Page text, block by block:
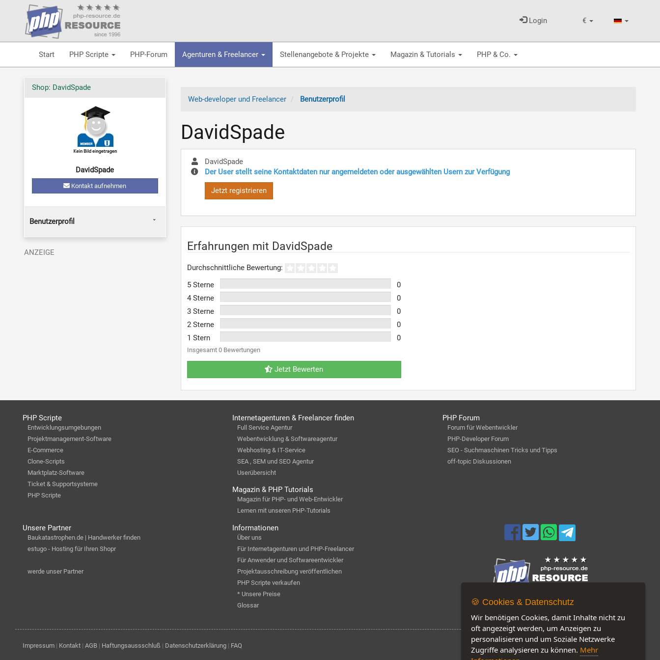
€
Login
Start PHP Scripte PHP-Forum Agenturen & Freelancer Stellenangebote & Projekte Magazin & Tutorials PHP & Co.
Web-developer und Freelancer Benutzerprofil
DavidSpade
DavidSpade
Der User stellt seine Kontaktdaten nur angemeldeten oder ausgewählten Usern zur Verfügung
Jetzt registrieren
Erfahrungen mit DavidSpade
Durchschnittliche Bewertung:
5 Sterne
0
4 Sterne
0
3 Sterne
0
2 Sterne
0
1 Stern
0
Insgesamt 0 Bewertungen
Jetzt Bewerten
Shop: DavidSpade
DavidSpade
Kontakt aufnehmen
Benutzerprofil
PHP Scripte
Entwicklungsumgebungen
Projektmanagement-Software
E-Commerce
Clone-Scripts
Marktplatz-Software
Ticket & Supportsysteme
PHP Scripte
Internetagenturen & Freelancer finden
Full Service Agentur
Webentwicklung & Softwareagentur
Webhosting & IT-Service
SEA , SEM und SEO Agentur
Userübersicht
Magazin & PHP Tutorials
Magazin für PHP- und Web-Entwickler
Lernen mit unseren PHP-Tutorials
PHP Forum
Forum für Webentwickler
PHP-Developer Forum
SEO - Suchmaschinen Tricks und Tipps
off-topic Diskussionen
Unsere Partner
Baukatastrophen.de | Handwerker finden
estugo - Hosting für Ihren Shopr
werde unser Partner
Informationen
Über uns
Für Internetagenturen und PHP-Freelancer
Für Anwender und Softwareentwickler
Projektausschreibung veröffentlichen
PHP Scripte verkaufen
* Unsere Preise
Glossar
Jetzt auf unserer Seite: 213
Impressum| Kontakt| AGB| Haftungsaussschluß | Datenschutzerklärung| FAQ
🍪 Cookies & Datenschutz
Wir benötigen Cookies, damit Inhalte nicht zu
oft angezeigt werden, um Anzeigen zu
personalisieren und um Soziale Netzwerke
Zugriffe analysieren zu können. Mehr